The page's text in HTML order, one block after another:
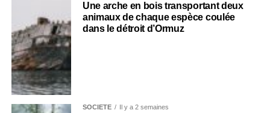
Une arche en bois transportant deux
animaux de chaque espèce coulée
dans le détroit d’Ormuz
SOCIÉTÉ Il y a 2 semaines